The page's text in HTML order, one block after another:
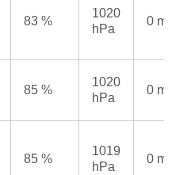
83 %
1020
hPa
0
85 %
1020
hPa
0
85 %
1019
hPa
0